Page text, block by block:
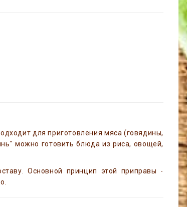
для приготовления мяса (говядины,
можно готовить блюда из риса, овощей,
Основной принцип этой приправы -